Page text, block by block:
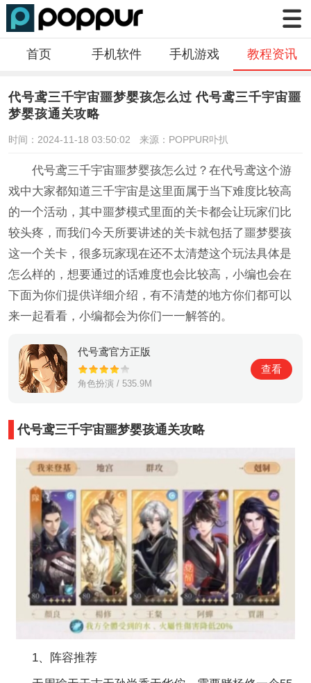
首页 手机软件 手机游戏 教程资讯
代号鸢三千宇宙噩梦婴孩怎么过 代号鸢三千宇宙噩
梦婴孩通关攻略
时间：2024-11-18 03:50:02 来源：POPPUR卟扒
代号鸢三千宇宙噩梦婴孩怎么过？在代号鸢这个游
戏中大家都知道三千宇宙是这里面属于当下难度比较高
的一个活动，其中噩梦模式里面的关卡都会让玩家们比
较头疼，而我们今天所要讲述的关卡就包括了噩梦婴孩
这一个关卡，很多玩家现在还不太清楚这个玩法具体是
怎么样的，想要通过的话难度也会比较高，小编也会在
下面为你们提供详细介绍，有不清楚的地方你们都可以
来一起看看，小编都会为你们一一解答的。
代号鸢官方正版
角色扮演 / 535.9M
查看
代号鸢三千宇宙噩梦婴孩通关攻略
1、阵容推荐